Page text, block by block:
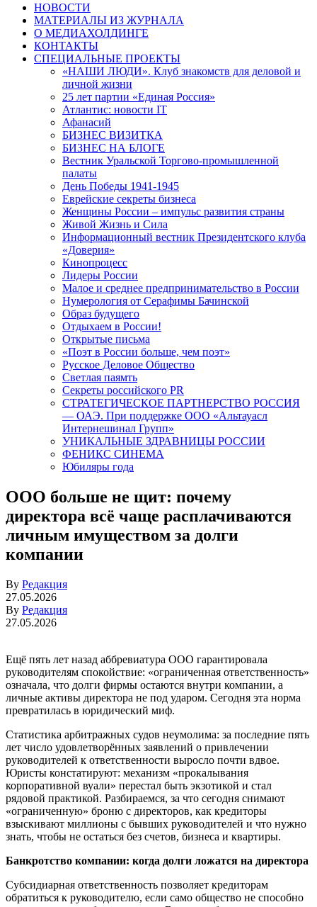
НОВОСТИ
МАТЕРИАЛЫ ИЗ ЖУРНАЛА
О МЕДИАХОЛДИНГЕ
КОНТАКТЫ
СПЕЦИАЛЬНЫЕ ПРОЕКТЫ
«НАШИ ЛЮДИ». Клуб знакомств для деловой и
личной жизни
25 лет партии «Единая Россия»
Атлантис: новости IT
Афанасий
БИЗНЕС ВИЗИТКА
БИЗНЕС НА БЛОГЕ
Вестник Уральской Торгово-промышленной
палаты
День Победы 1941-1945
Еврейские секреты бизнеса
Женщины России – импульс развития страны
Живой Жизнь и Сила
Информационный вестник Президентского клуба
«Доверия»
Кинопроцесс
Лидеры России
Малое и среднее предпринимательство в России
Нумерология от Серафимы Бачинской
Образ будущего
Отдыхаем в России!
Открытые письма
«Поэт в России больше, чем поэт»
Русское Деловое Общество
Светлая паямть
Секреты российского PR
СТРАТЕГИЧЕСКОЕ ПАРТНЕРСТВО РОССИЯ
— ОАЭ. При поддержке ООО «Альтауасл
Интернешинал Групп»
УНИКАЛЬНЫЕ ЗДРАВНИЦЫ РОССИИ
ФЕНИКС СИНЕМА
Юбиляры года
ООО больше не щит: почему
директора всё чаще расплачиваются
личным имуществом за долги
компании
By Редакция
27.05.2026
By Редакция
27.05.2026
Ещё пять лет назад аббревиатура ООО гарантировала
руководителям спокойствие: «ограниченная ответственность»
означала, что долги фирмы остаются внутри компании, а
личные активы директора не под ударом. Сегодня эта норма
превратилась в юридический миф.
Статистика арбитражных судов неумолима: за последние пять
лет число удовлетворённых заявлений о привлечении
руководителей к ответственности выросло почти вдвое.
Юристы констатируют: механизм «прокалывания
корпоративной вуали» перестал быть экзотикой и стал
рядовой практикой. Разбираемся, за что сегодня снимают
«ограниченную» броню с директоров, как кредиторы
взыскивают миллионы с бывших руководителей и что нужно
знать, чтобы не остаться без счетов, бизнеса и квартиры.
Банкротство компании: когда долги ложатся на директора
Субсидиарная ответственность позволяет кредиторам
обратиться к руководителю, если само общество не способно